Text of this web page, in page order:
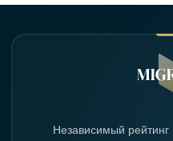
Независимый